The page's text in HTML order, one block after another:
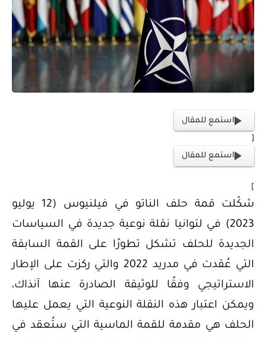
استمع للمقال
استمع للمقال
شكّلت قمة حلف الناتو في فيلنيوس (12 يوليو
2023) في لتوانيا نقلة نوعية جديدة في السياسات
الجديدة للحلف تشكل تطورًا على القمة السابقة
التي عُقدت في مدريد 2022 والتي ركزت على الإطار
الاستراتيجي وفقًا للوثيقة الصادرة عنها آنذاك،
ويمكن اعتبار هذه النقلة النوعية التي يعمل عليها
الحلف هي مقدمة للقمة الماسية التي ستُعقد في